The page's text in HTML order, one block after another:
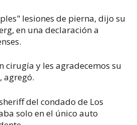
lesiones de pierna, dijo su
en una declaración a
cirugía y les agradecemos su
agregó.
del condado de Los
solo en el único auto